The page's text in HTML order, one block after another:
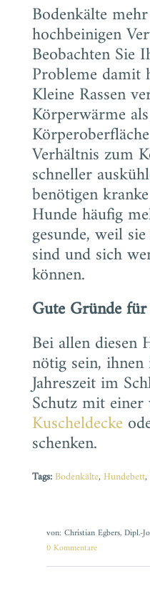
Bodenkälte
hochbeinigen
Beobachten Sie
Probleme damit
Kleine Rassen
Körperwärme
Verhältnis zum
schneller
benötigen
Hunde häufig
gesunde, weil
sind und sich
können.
Gute Gründe
Bei allen diesen
nötig sein,
Jahreszeit im
Schutz mit
Kuscheldecke
schenken.
Tags: Bodenkälte, Hundebett,
von: Christian Egbers, Dipl.-
0 Kommentare